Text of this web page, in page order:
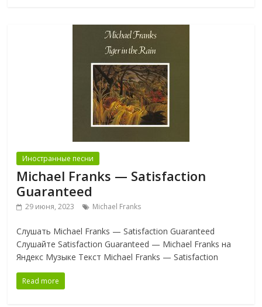
Иностранные песни
Michael Franks — Satisfaction
Guaranteed
29 июня, 2023 Michael Franks
Слушать Michael Franks — Satisfaction Guaranteed
Слушайте Satisfaction Guaranteed — Michael Franks на
Яндекс Музыке Текст Michael Franks — Satisfaction
Read more